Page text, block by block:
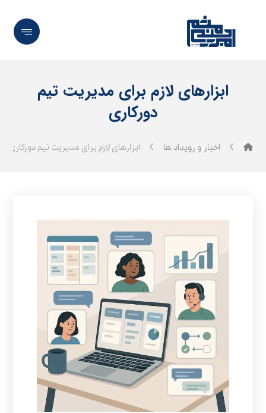
ابزارهای لازم برای مدیریت تیم
دورکاری
اخبار و رویداد ها ابزارهای لازم برای مدیریت تیم دورکاری